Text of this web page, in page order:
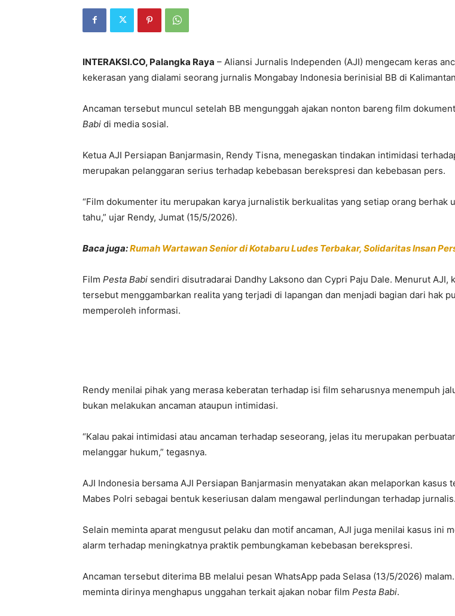
INTERAKSI.CO, Palangka Raya – Aliansi Jurnalis Independen (AJI) mengecam keras
kekerasan yang dialami seorang jurnalis Mongabay Indonesia berinisial BB di
Ancaman tersebut muncul setelah BB mengunggah ajakan nonton bareng film
Babi di media sosial.
Ketua AJI Persiapan Banjarmasin, Rendy Tisna, menegaskan tindakan intimidasi
merupakan pelanggaran serius terhadap kebebasan berekspresi dan kebebasan pers.
“Film dokumenter itu merupakan karya jurnalistik berkualitas yang setiap orang berhak
tahu,” ujar Rendy, Jumat (15/5/2026).
Baca juga:Rumah Wartawan Senior di Kotabaru Ludes Terbakar, Solidaritas Insan
Film Pesta Babi sendiri disutradarai Dandhy Laksono dan Cypri Paju Dale. Menurut AJI,
tersebut menggambarkan realita yang terjadi di lapangan dan menjadi bagian dari hak
memperoleh informasi.
Rendy menilai pihak yang merasa keberatan terhadap isi film seharusnya menempuh
bukan melakukan ancaman ataupun intimidasi.
“Kalau pakai intimidasi atau ancaman terhadap seseorang, jelas itu merupakan
melanggar hukum,” tegasnya.
AJI Indonesia bersama AJI Persiapan Banjarmasin menyatakan akan melaporkan kasus
Mabes Polri sebagai bentuk keseriusan dalam mengawal perlindungan terhadap jurnalis.
Selain meminta aparat mengusut pelaku dan motif ancaman, AJI juga menilai kasus ini
alarm terhadap meningkatnya praktik pembungkaman kebebasan berekspresi.
Ancaman tersebut diterima BB melalui pesan WhatsApp pada Selasa (13/5/2026)
meminta dirinya menghapus unggahan terkait ajakan nobar film Pesta Babi.